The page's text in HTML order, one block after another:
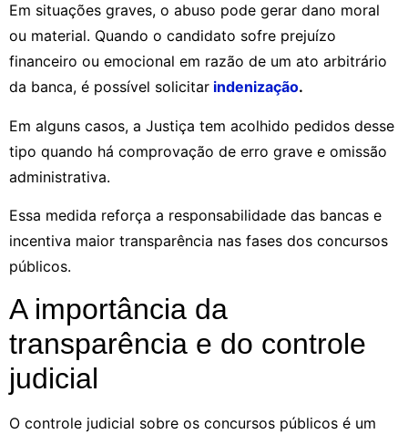
Em situações graves, o abuso pode gerar dano moral
ou material. Quando o candidato sofre prejuízo
financeiro ou emocional em razão de um ato arbitrário
da banca, é possível solicitar indenização.
Em alguns casos, a Justiça tem acolhido pedidos desse
tipo quando há comprovação de erro grave e omissão
administrativa.
Essa medida reforça a responsabilidade das bancas e
incentiva maior transparência nas fases dos concursos
públicos.
A importância da
transparência e do controle
judicial
O controle judicial sobre os concursos públicos é um